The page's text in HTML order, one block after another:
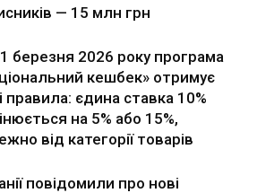
— 15 млн грн
березня 2026 року програма
кешбек» отримує
правила: єдина ставка 10%
на 5% або 15%,
від категорії товарів
повідомили про нові